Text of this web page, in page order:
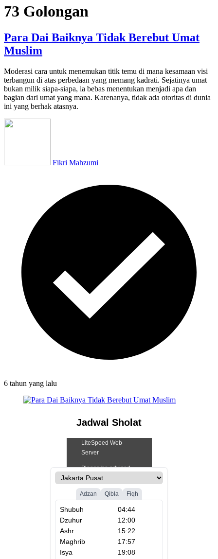
73 Golongan
Para Dai Baiknya Tidak Berebut Umat
Muslim
Moderasi cara untuk menemukan titik temu di mana kesamaan visi
terbangun di atas perbedaan yang memang kadrati. Sejatinya umat
bukan milik siapa-siapa, ia bebas menentukan menjadi apa dan
bagian dari umat yang mana. Karenanya, tidak ada otoritas di dunia
ini yang berhak atasnya.
Fikri Mahzumi
6 tahun yang lalu
Jadwal Sholat